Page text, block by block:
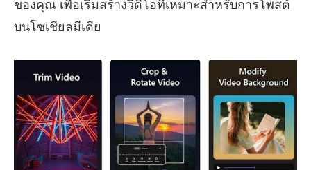
ของคุณ เพื่อเริ่มสร้างวิดีโอที่เหมาะสำหรับการโพสต์
บนโซเชียลมีเดีย